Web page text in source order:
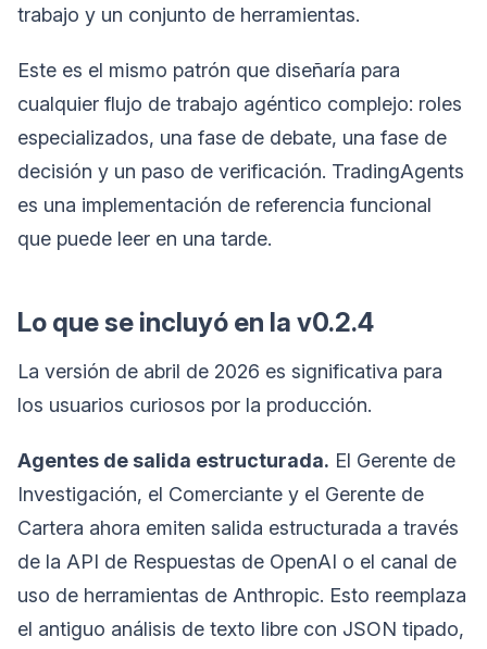
trabajo y un conjunto de herramientas.
Este es el mismo patrón que diseñaría para
cualquier flujo de trabajo agéntico complejo: roles
especializados, una fase de debate, una fase de
decisión y un paso de verificación. TradingAgents
es una implementación de referencia funcional
que puede leer en una tarde.
Lo que se incluyó en la v0.2.4
La versión de abril de 2026 es significativa para
los usuarios curiosos por la producción.
Agentes de salida estructurada. El Gerente de
Investigación, el Comerciante y el Gerente de
Cartera ahora emiten salida estructurada a través
de la API de Respuestas de OpenAI o el canal de
uso de herramientas de Anthropic. Esto reemplaza
el antiguo análisis de texto libre con JSON tipado,